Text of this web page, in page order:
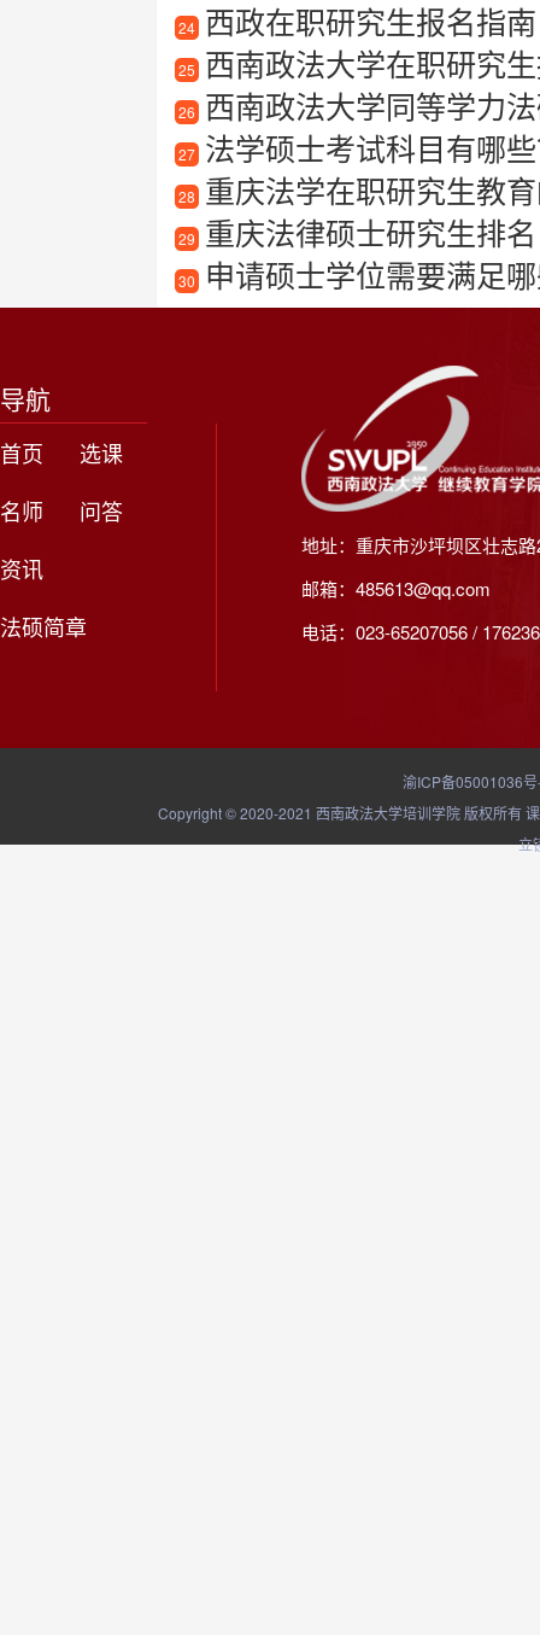
24 西政在职研究生报名指
25 西南政法大学在职研究生
26 西南政法大学同等学力
27 法学硕士考试科目有哪
28 重庆法学在职研究生教
29 重庆法律硕士研究生排名
30 申请硕士学位需要满足哪些
导航
首页
选课
名师
问答
资讯
法硕简章
地址：重庆市沙坪坝区壮志
邮箱：485613@qq.com
电话：023-65207056 /
渝ICP备05001036
Copyright © 2020-2021 西南政法大学培训学院 版权所有
立